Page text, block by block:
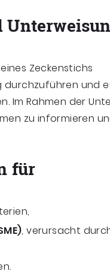
Zeckenstichs
und
Im Rahmen der
zu informieren
für
, verursacht